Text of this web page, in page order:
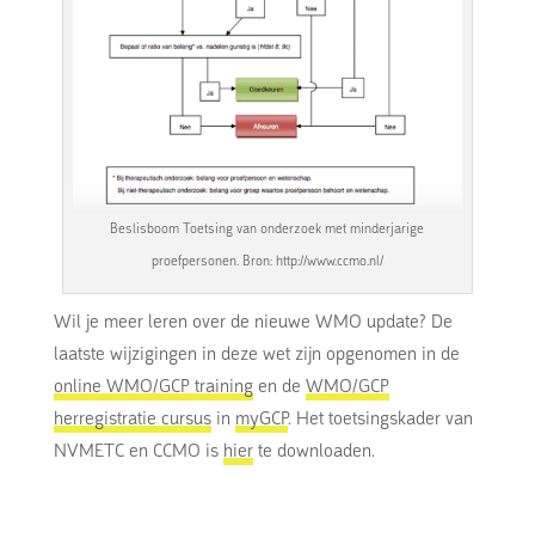
Beslisboom Toetsing van onderzoek met minderjarige
proefpersonen. Bron: http://www.ccmo.nl/
Wil je meer leren over de nieuwe WMO update? De
laatste wijzigingen in deze wet zijn opgenomen in de
online WMO/GCP trainingen de WMO/GCP
herregistratie cursusin myGCP. Het toetsingskader van
NVMETC en CCMO is hierte downloaden.